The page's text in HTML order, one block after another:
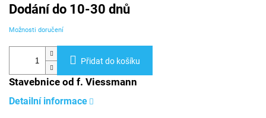
Měrná
cena:
Dodání do 10-30 dnů
Možnosti doručení
Přidat do košíku
Stavebnice od f. Viessmann
Detailní informace